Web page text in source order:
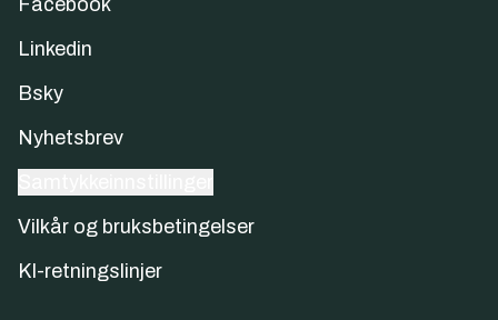
Linkedin
Bsky
Nyhetsbrev
Vilkår og bruksbetingelser
KI-retningslinjer